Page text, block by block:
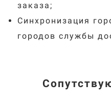
заказа;
Синхронизация
городов службы